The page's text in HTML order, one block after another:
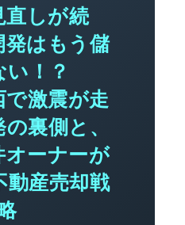
直しが続
発はもう儲
！？
で激震が走
裏側と、
ーナーが
産売却戦